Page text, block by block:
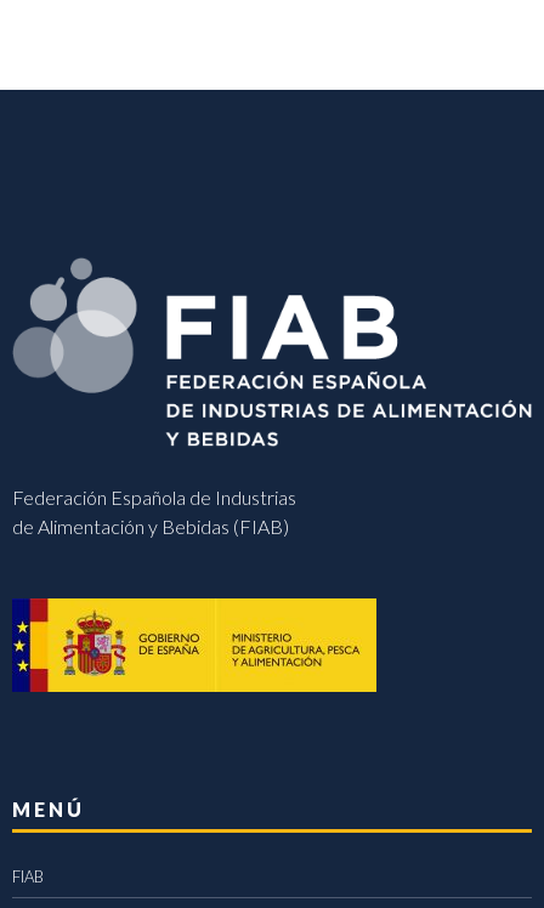
Federación Española de Industrias
de Alimentación y Bebidas (FIAB)
MENÚ
FIAB